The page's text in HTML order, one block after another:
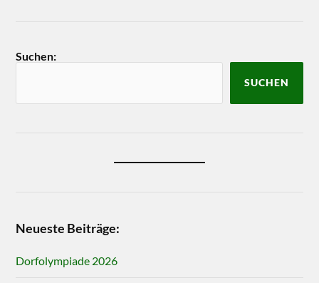
Suchen:
SUCHEN
Neueste Beiträge:
Dorfolympiade 2026